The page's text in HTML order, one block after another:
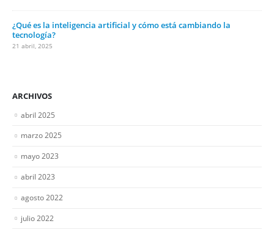
¿Qué es la inteligencia artificial y cómo está cambiando la
tecnología?
21 abril, 2025
ARCHIVOS
abril 2025
marzo 2025
mayo 2023
abril 2023
agosto 2022
julio 2022